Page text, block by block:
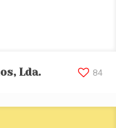
Lda.
Lda. 84